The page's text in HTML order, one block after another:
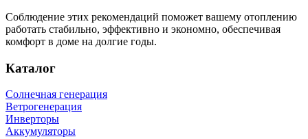
Соблюдение этих рекомендаций поможет вашему отоплению
работать стабильно, эффективно и экономно, обеспечивая
комфорт в доме на долгие годы.
Каталог
Солнечная генерация
Ветрогенерация
Инверторы
Аккумуляторы